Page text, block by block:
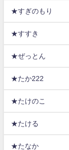
★すぎのもり
★すすき
★ぜっとん
★たか222
★たけのこ
★たける
★たなか